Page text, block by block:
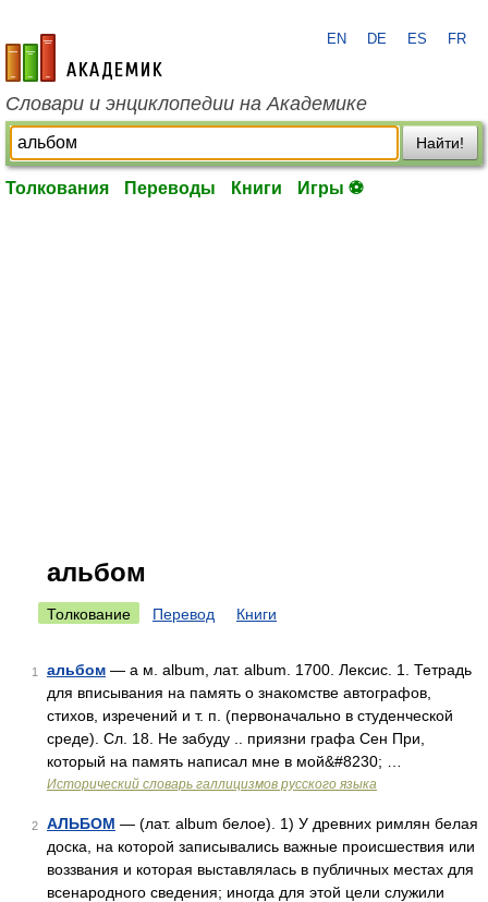
academic.ru
EN DE ES FR
Словари и энциклопедии на Академике
Найти!
Толкования Переводы Книги Игры ⚽
альбом
Толкование Перевод Книги
1 альбом — а м. album, лат. album. 1700. Лексис. 1. Тетрадь
для вписывания на память о знакомстве автографов,
стихов, изречений и т. п. (первоначально в студенческой
среде). Сл. 18. Не забуду .. приязни графа Сен При,
который на память написал мне в мой&#8230; …
Исторический словарь галлицизмов русского языка
2 АЛЬБОМ — (лат. album белое). 1) У древних римлян белая
доска, на которой записывались важные происшествия или
воззвания и которая выставлялась в публичных местах для
всенародного сведения; иногда для этой цели служили